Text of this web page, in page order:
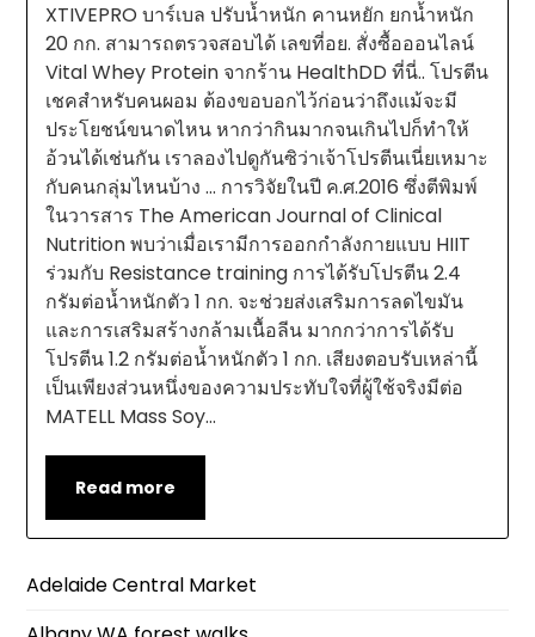
XTIVEPRO บาร์เบล ปรับน้ำหนัก คานหยัก ยกน้ำหนัก
20 กก. สามารถตรวจสอบได้ เลขที่อย. สั่งซื้อออนไลน์
Vital Whey Protein จากร้าน HealthDD ที่นี่.. โปรตีน
เชคสำหรับคนผอม ต้องขอบอกไว้ก่อนว่าถึงแม้จะมี
ประโยชน์ขนาดไหน หากว่ากินมากจนเกินไปก็ทำให้
อ้วนได้เช่นกัน เราลองไปดูกันซิว่าเจ้าโปรตีนเนี่ยเหมาะ
กับคนกลุ่มไหนบ้าง … การวิจัยในปี ค.ศ.2016 ซึ่งตีพิมพ์
ในวารสาร The American Journal of Clinical
Nutrition พบว่าเมื่อเรามีการออกกำลังกายแบบ HIIT
ร่วมกับ Resistance training การได้รับโปรตีน 2.4
กรัมต่อน้ำหนักตัว 1 กก. จะช่วยส่งเสริมการลดไขมัน
และการเสริมสร้างกล้ามเนื้อลีน มากกว่าการได้รับ
โปรตีน 1.2 กรัมต่อน้ำหนักตัว 1 กก. เสียงตอบรับเหล่านี้
เป็นเพียงส่วนหนึ่งของความประทับใจที่ผู้ใช้จริงมีต่อ
MATELL Mass Soy…
Read more
Adelaide Central Market